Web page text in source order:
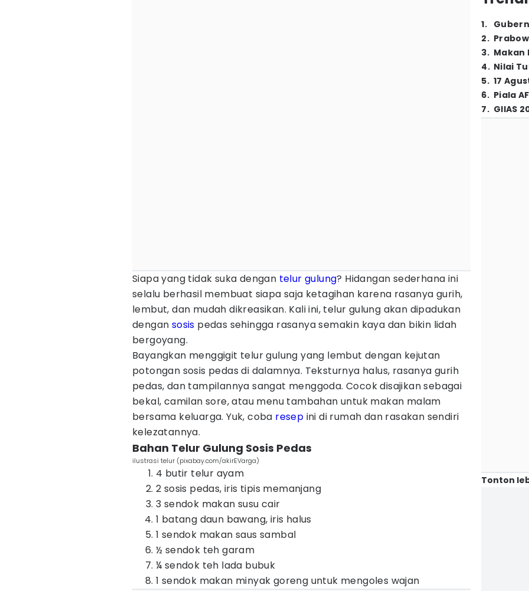
Siapa yang tidak suka dengan telur gulung? Hidangan sederhana ini
selalu berhasil membuat siapa saja ketagihan karena rasanya gurih,
lembut, dan mudah dikreasikan. Kali ini, telur gulung akan dipadukan
dengan sosis pedas sehingga rasanya semakin kaya dan bikin lidah
bergoyang.
Bayangkan menggigit telur gulung yang lembut dengan kejutan
potongan sosis pedas di dalamnya. Teksturnya halus, rasanya gurih
pedas, dan tampilannya sangat menggoda. Cocok disajikan sebagai
bekal, camilan sore, atau menu tambahan untuk makan malam
bersama keluarga. Yuk, coba resep ini di rumah dan rasakan sendiri
kelezatannya.
Bahan Telur Gulung Sosis Pedas
ilustrasi telur (pixabay.com/akirEVarga)
4 butir telur ayam
2 sosis pedas, iris tipis memanjang
3 sendok makan susu cair
1 batang daun bawang, iris halus
1 sendok makan saus sambal
½ sendok teh garam
¼ sendok teh lada bubuk
1 sendok makan minyak goreng untuk mengoles wajan
1.
2.
3. Makan
4. Nilai
5. 17
6. Piala
7. GIIAS
Tonton